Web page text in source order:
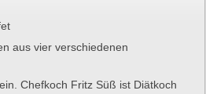
aus vier verschiedenen
Chefkoch Fritz Süß ist Diätkoch